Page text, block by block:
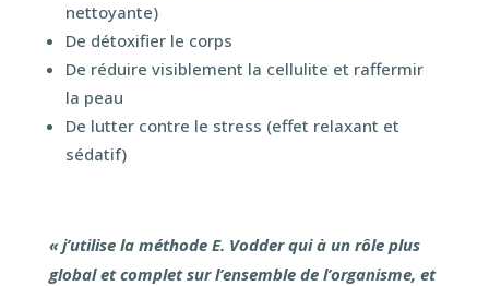
nettoyante)
De détoxifier le corps
De réduire visiblement la cellulite et raffermir
la peau
De lutter contre le stress (effet relaxant et
sédatif)
« j’utilise la méthode E. Vodder qui à un rôle plus
global et complet sur l’ensemble de l’organisme, et